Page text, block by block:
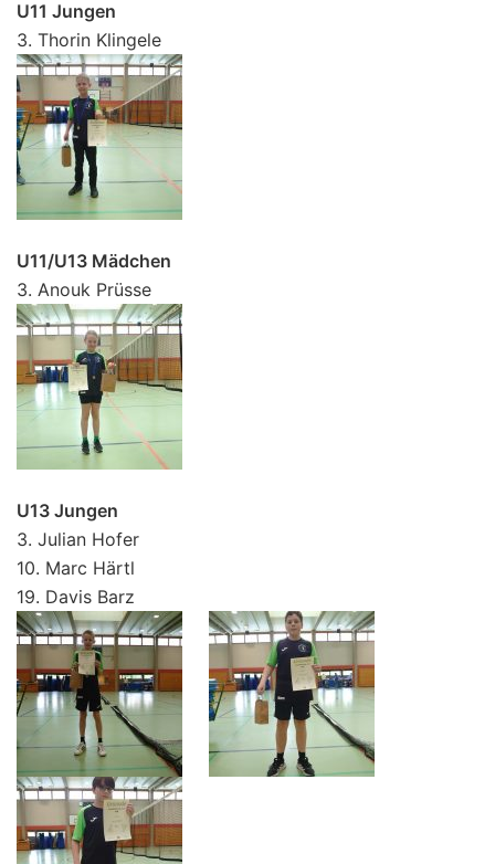
U11 Jungen
3. Thorin Klingele
U11/U13 Mädchen
3. Anouk Prüsse
U13 Jungen
3. Julian Hofer
10. Marc Härtl
19. Davis Barz